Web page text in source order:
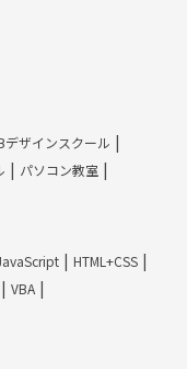
デザインスクール
パソコン教室
HTML+CSS
VBA